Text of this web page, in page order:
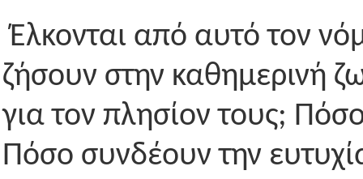
Έλκονται από αυτό τον
ζήσουν στην καθημερινή
για τον πλησίον τους;
Πόσο συνδέουν την